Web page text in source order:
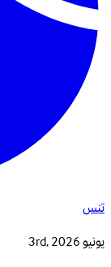
تنس
يونيو 3rd, 2026